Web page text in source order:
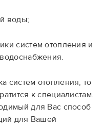
воды;
систем отопления и
систем отопления, то
к специалистам.
для Вас способ
для Вашей